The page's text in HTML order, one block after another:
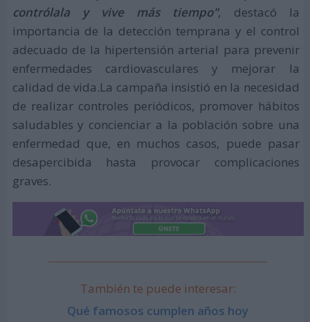
contrólala y vive más tiempo", destacó la
importancia de la detección temprana y el control
adecuado de la hipertensión arterial para prevenir
enfermedades cardiovasculares y mejorar la
calidad de vida.La campaña insistió en la necesidad
de realizar controles periódicos, promover hábitos
saludables y concienciar a la población sobre una
enfermedad que, en muchos casos, puede pasar
desapercibida hasta provocar complicaciones
graves.
También te puede interesar:
Qué famosos cumplen años hoy